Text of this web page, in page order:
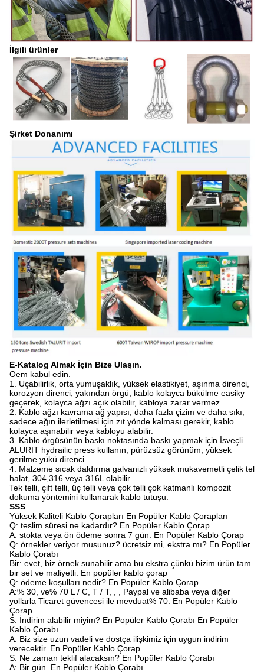
İlgili ürünler
Şirket Donanımı
E-Katalog Almak İçin Bize Ulaşın.
Oem kabul edin.
1. Uçabilirlik, orta yumuşaklık, yüksek elastikiyet, aşınma direnci,
korozyon direnci, yakından örgü, kablo kolayca bükülme easiky
geçerek, kolayca ağzı açık olabilir, kabloya zarar vermez.
2. Kablo ağzı kavrama ağ yapısı, daha fazla çizim ve daha sıkı,
sadece ağın ilerletilmesi için zıt yönde kalması gerekir, kablo
kolayca aşınabilir veya kabloyu alabilir.
3. Kablo örgüsünün baskı noktasında baskı yapmak için İsveçli
ALURIT hydrailic press kullanın, pürüzsüz görünüm, yüksek
gerilme yükü direnci.
4. Malzeme sıcak daldırma galvanizli yüksek mukavemetli çelik tel
halat, 304,316 veya 316L olabilir.
Tek telli, çift telli, üç telli veya çok telli çok katmanlı kompozit
dokuma yöntemini kullanarak kablo tutuşu.
SSS
Yüksek Kaliteli Kablo Çorapları En Popüler Kablo Çorapları
Q: teslim süresi ne kadardır? En Popüler Kablo Çorap
A: stokta veya ön ödeme sonra 7 gün. En Popüler Kablo Çorap
Q: örnekler veriyor musunuz? ücretsiz mi, ekstra mı? En Popüler
Kablo Çorabı
Bir: evet, biz örnek sunabilir ama bu ekstra çünkü bizim ürün tam
bir set ve maliyetli. En popüler kablo çorap
Q: ödeme koşulları nedir? En Popüler Kablo Çorap
A:% 30, ve% 70 L / C, T / T, , , Paypal ve alibaba veya diğer
yollarla Ticaret güvencesi ile mevduat% 70. En Popüler Kablo
Çorap
S: İndirim alabilir miyim? En Popüler Kablo Çorabı En Popüler
Kablo Çorabı
A: Biz size uzun vadeli ve dostça ilişkimiz için uygun indirim
verecektir. En Popüler Kablo Çorap
S: Ne zaman teklif alacaksın? En Popüler Kablo Çorabı
A: Bir gün.
En Popüler Kablo Çorabı